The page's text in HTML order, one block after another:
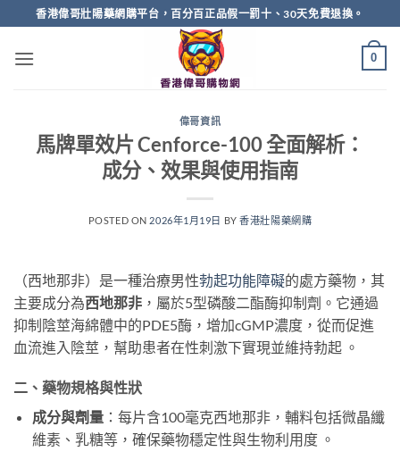
to
content
香港偉哥壯陽藥網購平台，百分百正品假一罰十、30天免費退換。
0
偉哥資訊
馬牌單效片 Cenforce-100 全面解析：
成分、效果與使用指南
POSTED ON 2026年1月19日 BY香港壯陽藥網購
（西地那非）是一種治療男性勃起功能障礙的處方藥物，其
主要成分為西地那非 ，屬於5型磷酸二酯酶抑制劑。它通過
抑制陰莖海綿體中的PDE5酶，增加cGMP濃度，從而促進
血流進入陰莖，幫助患者在性刺激下實現並維持勃起 。
二、藥物規格與性狀
成分與劑量：每片含100毫克西地那非，輔料包括微晶纖
維素、乳糖等，確保藥物穩定性與生物利用度 。